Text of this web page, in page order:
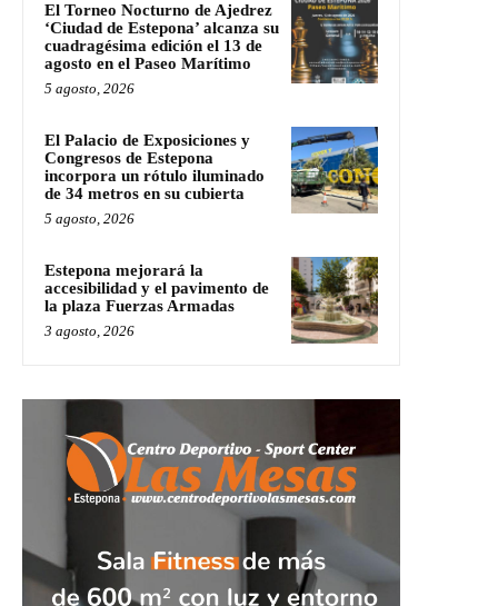
El Torneo Nocturno de Ajedrez
‘Ciudad de Estepona’ alcanza su
cuadragésima edición el 13 de
agosto en el Paseo Marítimo
5 agosto, 2026
El Palacio de Exposiciones y
Congresos de Estepona
incorpora un rótulo iluminado
de 34 metros en su cubierta
5 agosto, 2026
Estepona mejorará la
accesibilidad y el pavimento de
la plaza Fuerzas Armadas
3 agosto, 2026